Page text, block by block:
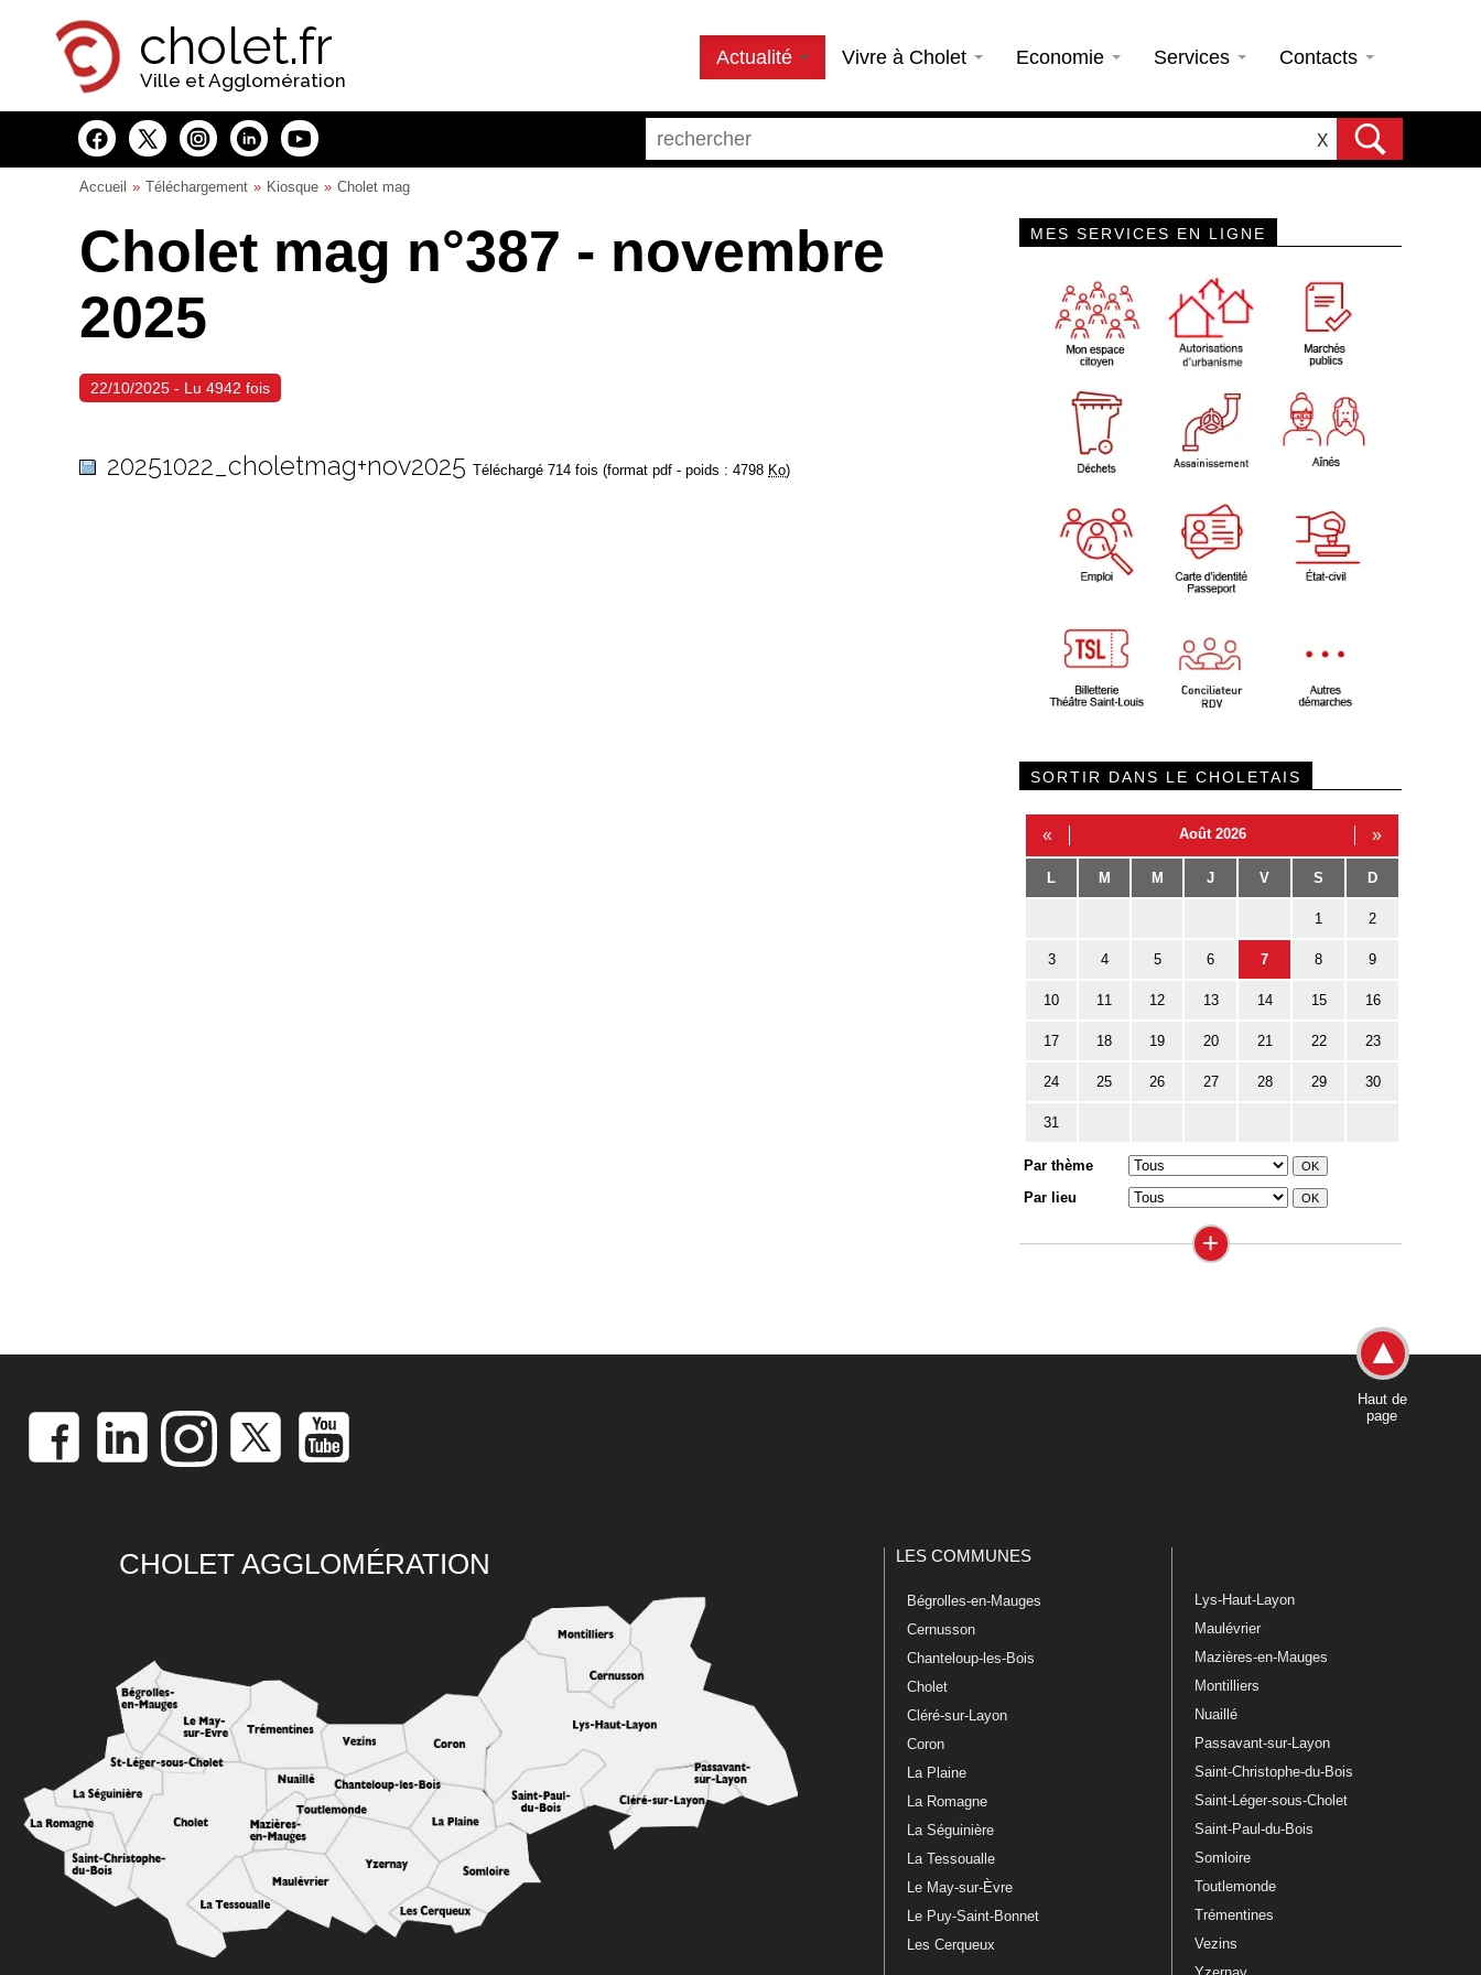
cholet.fr
Ville et Agglomération
Actualité Vivre à Cholet Economie Services Contacts
X
Accueil Téléchargement Kiosque Cholet mag
Cholet mag n°387 - novembre
2025
22/10/2025 - Lu 4942 fois
20251022_choletmag+nov2025 Téléchargé 714 fois (format pdf - poids : 4798 Ko)
MES SERVICES EN LIGNE
SORTIR DANS LE CHOLETAIS
« Août 2026 »
L M M J V S D
1 2
3 4 5 6 7 8 9
10 11 12 13 14 15 16
17 18 19 20 21 22 23
24 25 26 27 28 29 30
31
Par thème
Par lieu
+
Haut de
page
CHOLET AGGLOMÉRATION LES COMMUNES
Bégrolles-en-Mauges
Cernusson
Chanteloup-les-Bois
Cholet
Cléré-sur-Layon
Coron
La Plaine
La Romagne
La Séguinière
La Tessoualle
Le May-sur-Èvre
Le Puy-Saint-Bonnet
Les Cerqueux
Lys-Haut-Layon
Maulévrier
Mazières-en-Mauges
Montilliers
Nuaillé
Passavant-sur-Layon
Saint-Christophe-du-Bois
Saint-Léger-sous-Cholet
Saint-Paul-du-Bois
Somloire
Toutlemonde
Trémentines
Vezins